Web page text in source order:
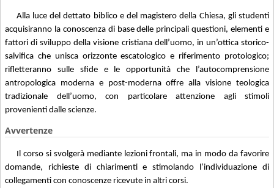
Alla luce del dettato biblico e del magistero della Chiesa, gli studenti
acquisiranno la conoscenza di base delle principali questioni, elementi e
fattori di sviluppo della visione cristiana dell’uomo, in un’ottica storico-
salvifica che unisca orizzonte escatologico e riferimento protologico;
rifletteranno sulle sfide e le opportunità che l’autocomprensione
antropologica moderna e post-moderna offre alla visione teologica
tradizionale dell’uomo, con particolare attenzione agli stimoli
provenienti dalle scienze.
Avvertenze
Il corso si svolgerà mediante lezioni frontali, ma in modo da favorire
domande, richieste di chiarimenti e stimolando l’individuazione di
collegamenti con conoscenze ricevute in altri corsi.